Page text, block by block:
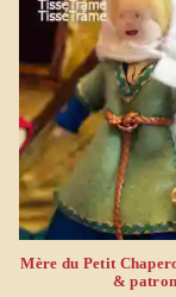
Mère du Petit
& patron